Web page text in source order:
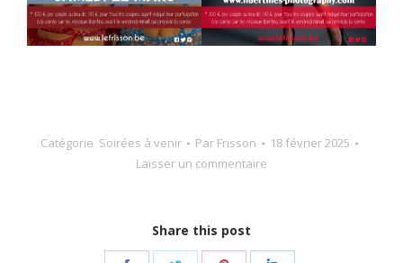
Catégorie Soirées à venir Par Frisson
18 février 2025
Laisser un commentaire
Share this post